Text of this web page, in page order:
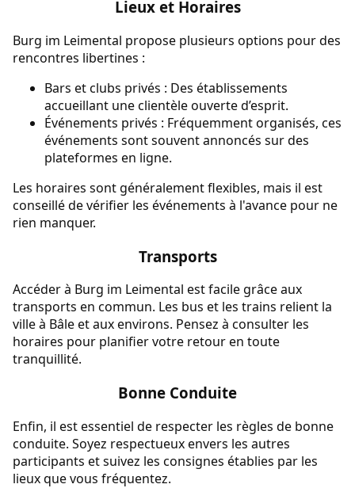
Lieux et Horaires
Burg im Leimental propose plusieurs options pour des
rencontres libertines :
Bars et clubs privés : Des établissements
accueillant une clientèle ouverte d’esprit.
Événements privés : Fréquemment organisés, ces
événements sont souvent annoncés sur des
plateformes en ligne.
Les horaires sont généralement flexibles, mais il est
conseillé de vérifier les événements à l'avance pour ne
rien manquer.
Transports
Accéder à Burg im Leimental est facile grâce aux
transports en commun. Les bus et les trains relient la
ville à Bâle et aux environs. Pensez à consulter les
horaires pour planifier votre retour en toute
tranquillité.
Bonne Conduite
Enfin, il est essentiel de respecter les règles de bonne
conduite. Soyez respectueux envers les autres
participants et suivez les consignes établies par les
lieux que vous fréquentez.